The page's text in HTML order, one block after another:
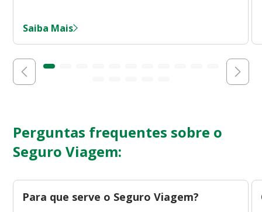
Saiba Mais
Perguntas frequentes sobre o
Seguro Viagem:
Para que serve o Seguro Viagem?